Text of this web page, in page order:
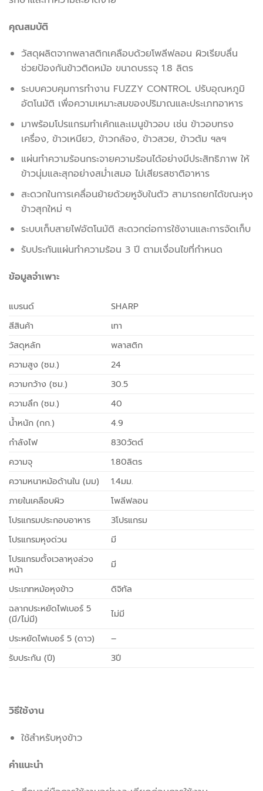
คุณสมบัติ
วัสดุผลิตจากพลาสติกเคลือบด้วยโพลีฟลอน ผิวเรียบลื่น
ช่วยป้องกันข้าวติดหม้อ ขนาดบรรจุ 1.8 ลิตร
ระบบควบคุมการทำงาน FUZZY CONTROL ปรับอุณหภูมิ
อัตโนมัติ เพื่อความเหมาะสมของปริมาณและประเภทอาหาร
มาพร้อมโปรแกรมทำเค้กและเมนูข้าวอบ เช่น ข้าวอบทรง
เครื่อง, ข้าวเหนียว, ข้าวกล้อง, ข้าวสวย, ข้าวต้ม ฯลฯ
แผ่นทำความร้อนกระจายความร้อนได้อย่างมีประสิทธิภาพ ให้
ข้าวนุ่มและสุกอย่างสม่ำเสมอ ไม่เสียรสชาติอาหาร
สะดวกในการเคลื่อนย้ายด้วยหูจับในตัว สามารถยกได้ขณะหุง
ข้าวสุกใหม่ ๆ
ระบบเก็บสายไฟอัตโนมัติ สะดวกต่อการใช้งานและการจัดเก็บ
รับประกันแผ่นทำความร้อน 3 ปี ตามเงื่อนไขที่กำหนด
ข้อมูลจำเพาะ
แบรนด์
SHARP
สีสินค้า
เทา
วัสดุหลัก
พลาสติก
ความสูง (ซม.)
24
ความกว้าง (ซม.)
30.5
ความลึก (ซม.)
40
น้ำหนัก (กก.)
4.9
กำลังไฟ
830วัตต์
ความจุ
1.80ลิตร
ความหนาหม้อด้านใน (มม)
1.4มม.
ภายในเคลือบผิว
โพลีฟลอน
โปรแกรมประกอบอาหาร
3โปรแกรม
โปรแกรมหุงด่วน
มี
โปรแกรมตั้งเวลาหุงล่วง
หน้า
มี
ประเภทหม้อหุงข้าว
ดิจิทัล
ฉลากประหยัดไฟเบอร์ 5
(มี/ไม่มี)
ไม่มี
ประหยัดไฟเบอร์ 5 (ดาว)
–
รับประกัน (ปี)
3ปี
วิธีใช้งาน
ใช้สำหรับหุงข้าว
คำแนะนำ